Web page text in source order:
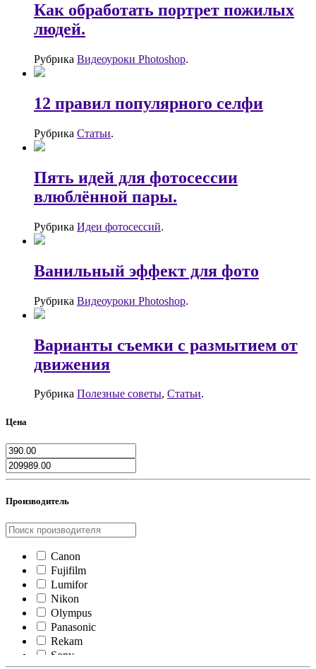
Как обработать портрет пожилых
людей.
Рубрика Видеоуроки Photoshop.
12 правил популярного селфи
Рубрика Статьи.
Пять идей для фотосессии
влюблённой пары.
Рубрика Идеи фотосессий.
Ванильный эффект для фото
Рубрика Видеоуроки Photoshop.
Варианты съемки с размытием от
движения
Рубрика Полезные советы, Статьи.
Цена
Производитель
Canon
Fujifilm
Lumifor
Nikon
Olympus
Panasonic
Rekam
Sony